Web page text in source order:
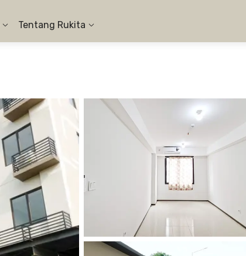
Tentang Rukita